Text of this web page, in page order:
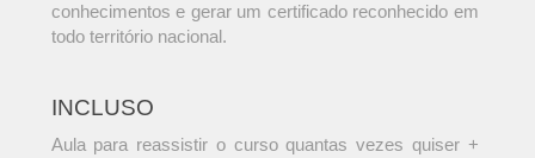
conhecimentos e gerar um certificado reconhecido em
todo território nacional.
INCLUSO
Aula para reassistir o curso quantas vezes quiser +